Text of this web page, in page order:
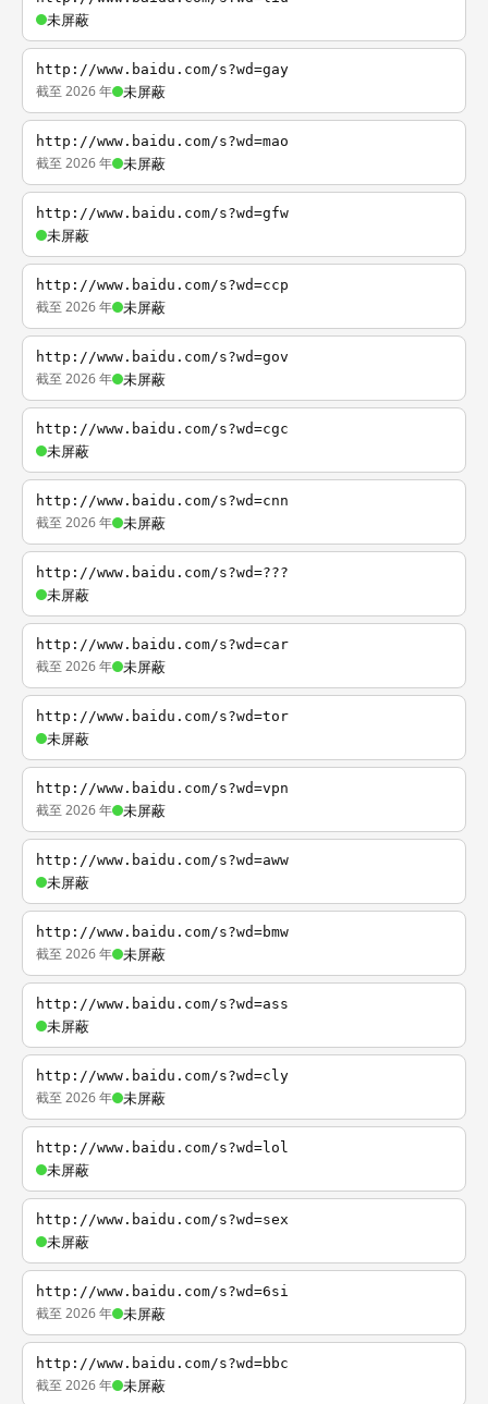
未屏蔽
http://www.baidu.com/s?wd=gay
截至 2026 年 未屏蔽
http://www.baidu.com/s?wd=mao
截至 2026 年 未屏蔽
http://www.baidu.com/s?wd=gfw
未屏蔽
http://www.baidu.com/s?wd=ccp
截至 2026 年 未屏蔽
http://www.baidu.com/s?wd=gov
截至 2026 年 未屏蔽
http://www.baidu.com/s?wd=cgc
未屏蔽
http://www.baidu.com/s?wd=cnn
截至 2026 年 未屏蔽
http://www.baidu.com/s?wd=???
未屏蔽
http://www.baidu.com/s?wd=car
截至 2026 年 未屏蔽
http://www.baidu.com/s?wd=tor
未屏蔽
http://www.baidu.com/s?wd=vpn
截至 2026 年 未屏蔽
http://www.baidu.com/s?wd=aww
未屏蔽
http://www.baidu.com/s?wd=bmw
截至 2026 年 未屏蔽
http://www.baidu.com/s?wd=ass
未屏蔽
http://www.baidu.com/s?wd=cly
截至 2026 年 未屏蔽
http://www.baidu.com/s?wd=lol
未屏蔽
http://www.baidu.com/s?wd=sex
未屏蔽
http://www.baidu.com/s?wd=6si
截至 2026 年 未屏蔽
http://www.baidu.com/s?wd=bbc
截至 2026 年 未屏蔽